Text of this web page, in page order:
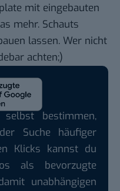
mit eingebauten
mehr. Schauts
lassen. Wer nicht
achten;)
bestimmen,
Suche häufiger
Klicks kannst du
als bevorzugte
unabhängigen